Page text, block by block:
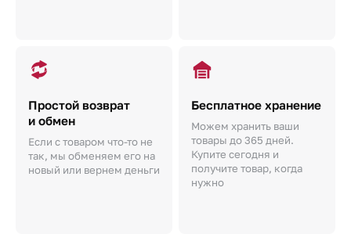
Простой возврат
и обмен
Если с товаром что-то не
так, мы обменяем его на
новый или вернем деньги
Бесплатное хранение
Можем хранить ваши
товары до 365 дней.
Купите сегодня и
получите товар, когда
нужно